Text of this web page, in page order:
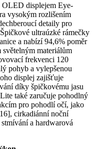
displejem Eye-
vysokým rozlišením
detaily pro
ultraúzké rámečky
a nabízí 94,6% poměr
materiálům
frekvenci 120
pohyb a vylepšenou
displej zajišťuje
díky špičkovému jasu
také zaručuje pohodlný
pro pohodlí očí, jako
cirkadiánní noční
a hardwarová